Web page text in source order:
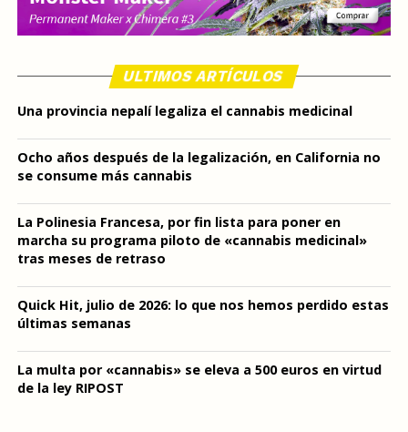
ULTIMOS ARTÍCULOS
Una provincia nepalí legaliza el cannabis medicinal
Ocho años después de la legalización, en California no
se consume más cannabis
La Polinesia Francesa, por fin lista para poner en
marcha su programa piloto de «cannabis medicinal»
tras meses de retraso
Quick Hit, julio de 2026: lo que nos hemos perdido estas
últimas semanas
La multa por «cannabis» se eleva a 500 euros en virtud
de la ley RIPOST